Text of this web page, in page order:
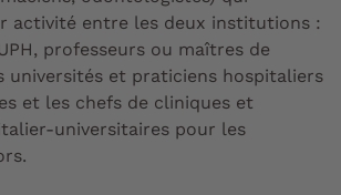
activité entre les deux institutions :
professeurs ou maîtres de
universités et praticiens hospitaliers
et les chefs de cliniques et
universitaires pour les